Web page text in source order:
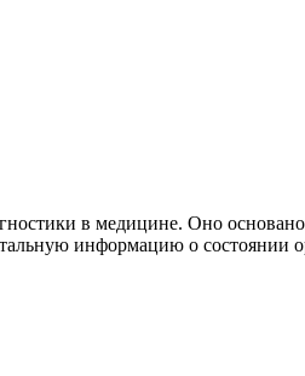
в медицине. Оно
информацию о состоянии